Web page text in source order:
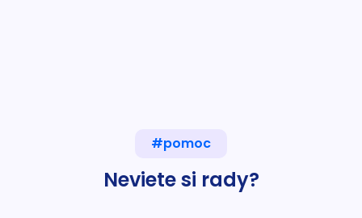
#pomoc
Neviete si rady?